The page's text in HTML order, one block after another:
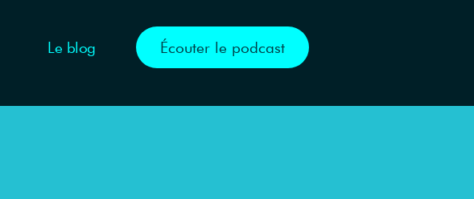
Le blog Écouter le podcast